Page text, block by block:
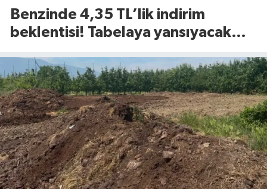
Benzinde 4,35 TL’lik indirim
beklentisi! Tabelaya yansıyacak